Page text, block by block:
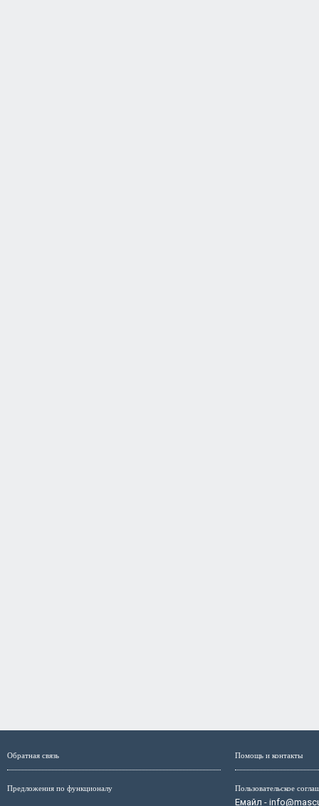
Обратная связь
Предложения по функционалу
Помощь и контакты
Пользовательское
Емайл -